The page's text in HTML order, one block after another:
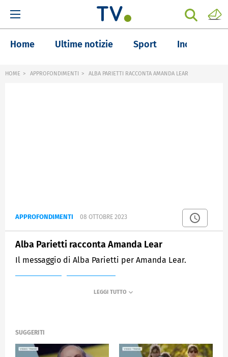
Home Ultime notizie Sport Inchieste
HOME APPROFONDIMENTI ALBA PARIETTI RACCONTA AMANDA LEAR
APPROFONDIMENTI 08 OTTOBRE 2023
Alba Parietti racconta Amanda Lear
Il messaggio di Alba Parietti per Amanda Lear.
SUGGERITI